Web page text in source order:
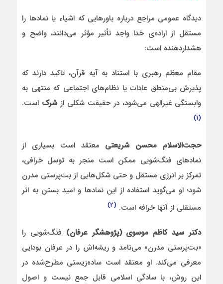
دیدگاه عمومی مراجع درباره باورهایی که اشیاء یا نمادها را
مستقل از اراده‌ی خدا واجد تأثیر مؤثر می‌دانند، واضح و
هشداردهنده است:
مقام معظم رهبری با استناد به آیه قرآن، تاکید دارند که
پذیرش بی‌منطق عادات یا نظام‌های اجتماعی که منتهی به
وابستگی غیرالهی می‌شود، در حقیقت شکلی ازشرک است.
(1)
حجت‌الاسلام محسن شریعتی معتقد است بسیاری از
نمادهای فنگ‌شویی ممکن است منجر به توسل خرافی،
تمرکز بر انرژی مستقل و حتی شکل‌هایی از بت‌پرستی مدرن
شود؛ او می‌گوید استفاده از این نمادها و امید بستن به اثر
مستقلی از آنها خرافه‌ است. (2)
دکتر سید کاظم موسوی (پژوهشگر عرفان) فنگ‌شویی را
«بت‌پرستی مدرن» می‌نامد و ریشه‌اش را در عرفان بودایی
معرفی می‌کند. او معتقد است ساده‌زیستی مطرح‌شده در
این روش، با سادگی اسلامی قابل جمع نیست و اصول